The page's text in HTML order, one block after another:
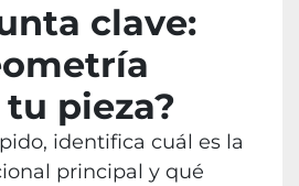
clave:
pieza?
identifica cuál es la
principal y qué